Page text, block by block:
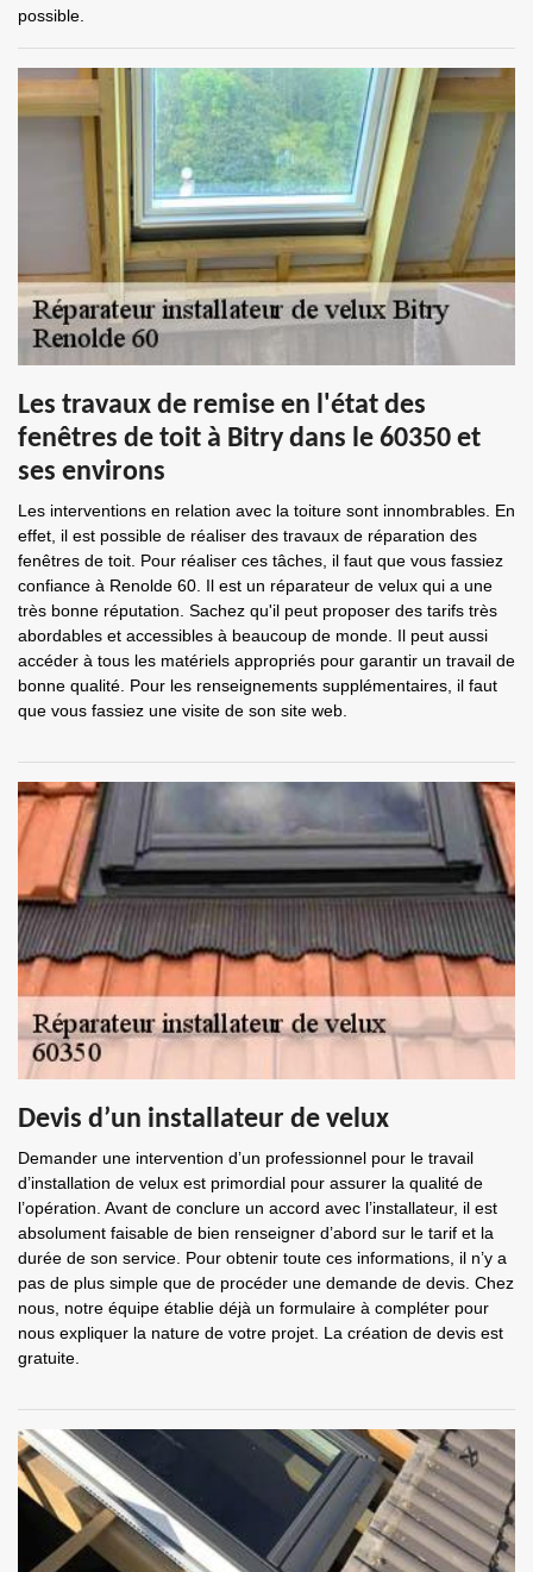
possible.
Les travaux de remise en l'état des
fenêtres de toit à Bitry dans le 60350 et
ses environs
Les interventions en relation avec la toiture sont innombrables. En
effet, il est possible de réaliser des travaux de réparation des
fenêtres de toit. Pour réaliser ces tâches, il faut que vous fassiez
confiance à Renolde 60. Il est un réparateur de velux qui a une
très bonne réputation. Sachez qu'il peut proposer des tarifs très
abordables et accessibles à beaucoup de monde. Il peut aussi
accéder à tous les matériels appropriés pour garantir un travail de
bonne qualité. Pour les renseignements supplémentaires, il faut
que vous fassiez une visite de son site web.
Devis d’un installateur de velux
Demander une intervention d’un professionnel pour le travail
d’installation de velux est primordial pour assurer la qualité de
l’opération. Avant de conclure un accord avec l’installateur, il est
absolument faisable de bien renseigner d’abord sur le tarif et la
durée de son service. Pour obtenir toute ces informations, il n’y a
pas de plus simple que de procéder une demande de devis. Chez
nous, notre équipe établie déjà un formulaire à compléter pour
nous expliquer la nature de votre projet. La création de devis est
gratuite.